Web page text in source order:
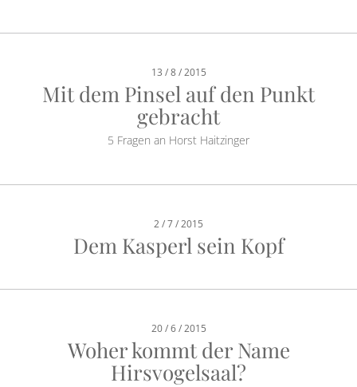
13 / 8 / 2015
Mit dem Pinsel auf den Punkt
gebracht
5 Fragen an Horst Haitzinger
2 / 7 / 2015
Dem Kasperl sein Kopf
20 / 6 / 2015
Woher kommt der Name
Hirsvogelsaal?